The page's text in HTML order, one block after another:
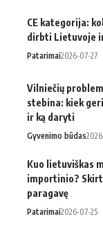
CE kategorija:
dirbti Lietuvoje
Patarimai2026-07-27
Vilniečių
stebina: kiek
ir ką daryti
Gyvenimo būdas
Kuo lietuviškas
importinio?
paragavę
Patarimai2026-07-25